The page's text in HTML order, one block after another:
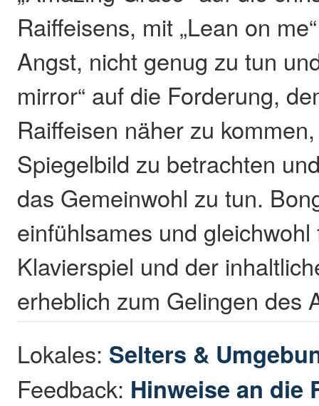
Raiffeisens, mit „Lean on
Angst, nicht genug zu tun
mirror“ auf die Forderung,
Raiffeisen näher zu
Spiegelbild zu betrachten
das Gemeinwohl zu tun.
einfühlsames und
Klavierspiel und der
erheblich zum Gelingen des
Lokales: Selters &
Feedback: Hinweise an die